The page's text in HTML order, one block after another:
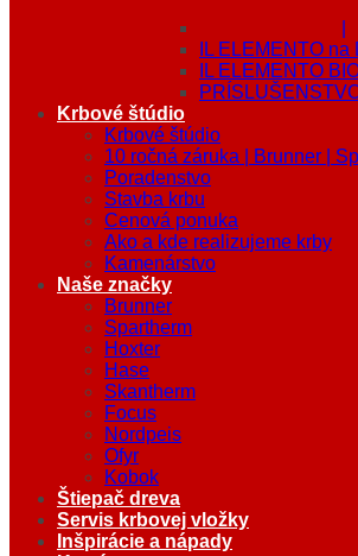
IL ELEMENTO na
IL ELEMENTO
Krbové štúdio
Krbové štúdio
10 ročná záruka | Brunner |
Poradenstvo
Stavba krbu
Cenová ponuka
Ako a kde realizujeme krby
Kamenárstvo
Naše značky
Brunner
Spartherm
Hoxter
Hase
Skantherm
Focus
Nordpeis
Ofyr
Kobok
Štiepač dreva
Servis krbovej vložky
Inšpirácie a nápady